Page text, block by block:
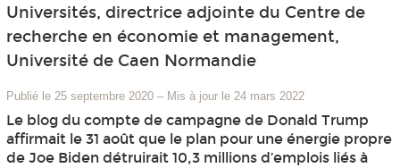
Universités, directrice adjointe du Centre de
recherche en économie et management,
Université de Caen Normandie
Publié le 25 septembre 2020 – Mis à jour le 24 mars 2022
Le blog du compte de campagne de Donald Trump
affirmait le 31 août que le plan pour une énergie propre
de Joe Biden détruirait 10,3 millions d’emplois liés à